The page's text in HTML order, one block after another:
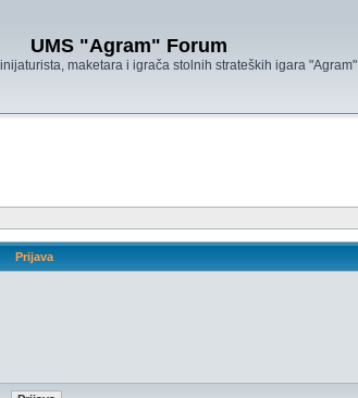
UMS "Agram" Forum
maketara i igrača stolnih strateških igara "Agram"
Prijava